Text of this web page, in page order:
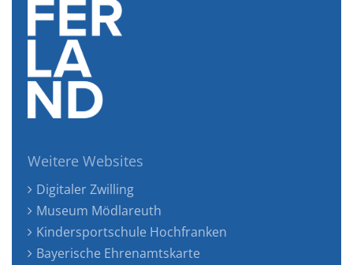
Weitere Websites
Digitaler Zwilling
Museum Mödlareuth
Kindersportschule Hochfranken
Bayerische Ehrenamtskarte